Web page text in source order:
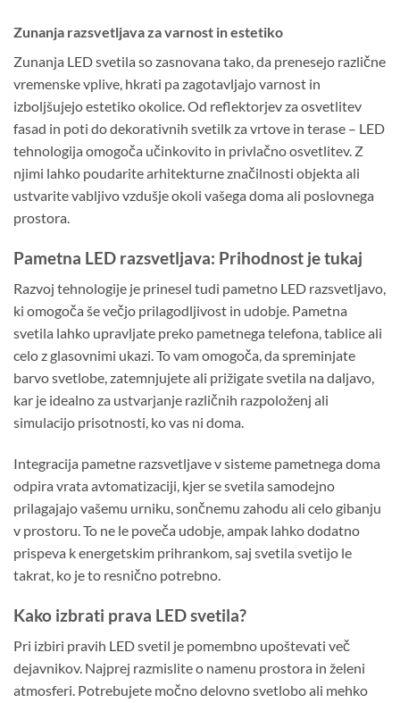
Zunanja razsvetljava za varnost in estetiko
Zunanja LED svetila so zasnovana tako, da prenesejo različne
vremenske vplive, hkrati pa zagotavljajo varnost in
izboljšujejo estetiko okolice. Od reflektorjev za osvetlitev
fasad in poti do dekorativnih svetilk za vrtove in terase – LED
tehnologija omogoča učinkovito in privlačno osvetlitev. Z
njimi lahko poudarite arhitekturne značilnosti objekta ali
ustvarite vabljivo vzdušje okoli vašega doma ali poslovnega
prostora.
Pametna LED razsvetljava: Prihodnost je tukaj
Razvoj tehnologije je prinesel tudi pametno LED razsvetljavo,
ki omogoča še večjo prilagodljivost in udobje. Pametna
svetila lahko upravljate preko pametnega telefona, tablice ali
celo z glasovnimi ukazi. To vam omogoča, da spreminjate
barvo svetlobe, zatemnjujete ali prižigate svetila na daljavo,
kar je idealno za ustvarjanje različnih razpoloženj ali
simulacijo prisotnosti, ko vas ni doma.
Integracija pametne razsvetljave v sisteme pametnega doma
odpira vrata avtomatizaciji, kjer se svetila samodejno
prilagajajo vašemu urniku, sončnemu zahodu ali celo gibanju
v prostoru. To ne le poveča udobje, ampak lahko dodatno
prispeva k energetskim prihrankom, saj svetila svetijo le
takrat, ko je to resnično potrebno.
Kako izbrati prava LED svetila?
Pri izbiri pravih LED svetil je pomembno upoštevati več
dejavnikov. Najprej razmislite o namenu prostora in želeni
atmosferi. Potrebujete močno delovno svetlobo ali mehko